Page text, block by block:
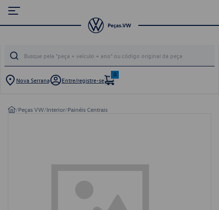
Nova Serrana Entre/registre-se
0
/Peças VW/Interior/Painéis Centrais